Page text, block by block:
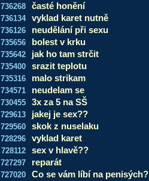
736268 časté honění
736134 vyklad karet nutně
736126 neudělání při sexu
735656 bolest v krku
735642 jak ho tam strčit
735400 srazit teplotu
735316 malo strikam
734571 neudelam se
730455 3x za 5 na SŠ
729613 jakej je sex??
729560 skok z nuselaku
728296 vyklad karet
728112 sex v hlavě??
727297 reparát
727020 Co se vám líbí na penisých?